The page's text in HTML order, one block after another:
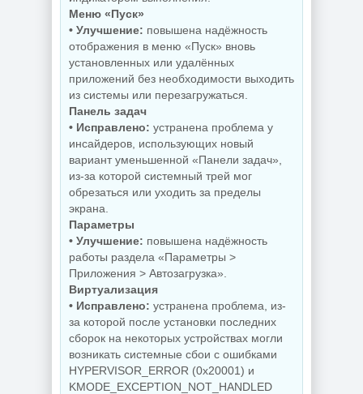
Windows 11 Pro
26H1 Lite version
Build 28000.2525
Скриншоты
экрана TechSmith
Snagit 26.3.1 build
11825 by
elchupacabra
Видеозапись с
монитора
TechSmith
Camtasia 2026.1.4
Build 18353 by
elchupacabra
BurnAware
Professional |
Premium 19.2
NEW NEW
Меню «Пуск»
• Улучшение: повышена надёжность
отображения в меню «Пуск» вновь
установленных или удалённых
приложений без необходимости выходить
из системы или перезагружаться.
Панель задач
• Исправлено: устранена проблема у
инсайдеров, использующих новый
вариант уменьшенной «Панели задач»,
из-за которой системный трей мог
обрезаться или уходить за пределы
экрана.
Параметры
• Улучшение: повышена надёжность
работы раздела «Параметры >
Приложения > Автозагрузка».
Виртуализация
• Исправлено: устранена проблема, из-
за которой после установки последних
сборок на некоторых устройствах могли
возникать системные сбои с ошибками
HYPERVISOR_ERROR (0x20001) и
KMODE_EXCEPTION_NOT_HANDLED